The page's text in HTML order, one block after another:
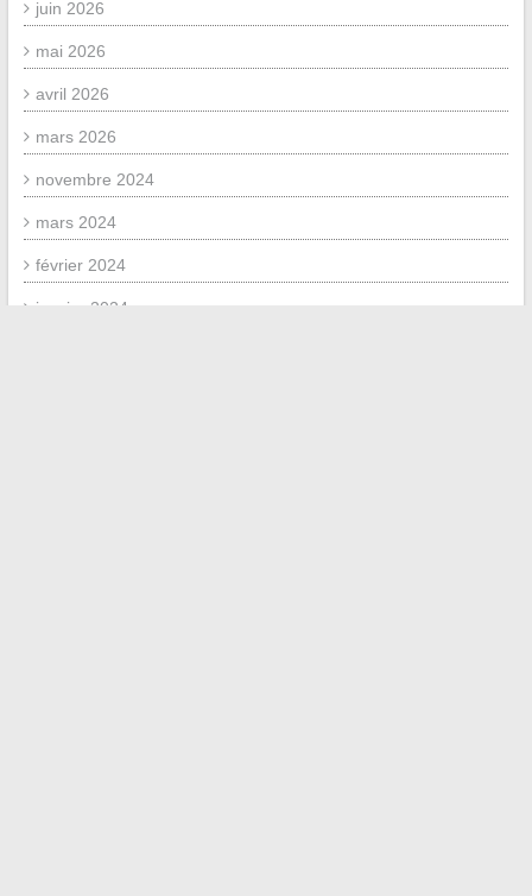
juin 2026
mai 2026
avril 2026
mars 2026
novembre 2024
mars 2024
février 2024
janvier 2024